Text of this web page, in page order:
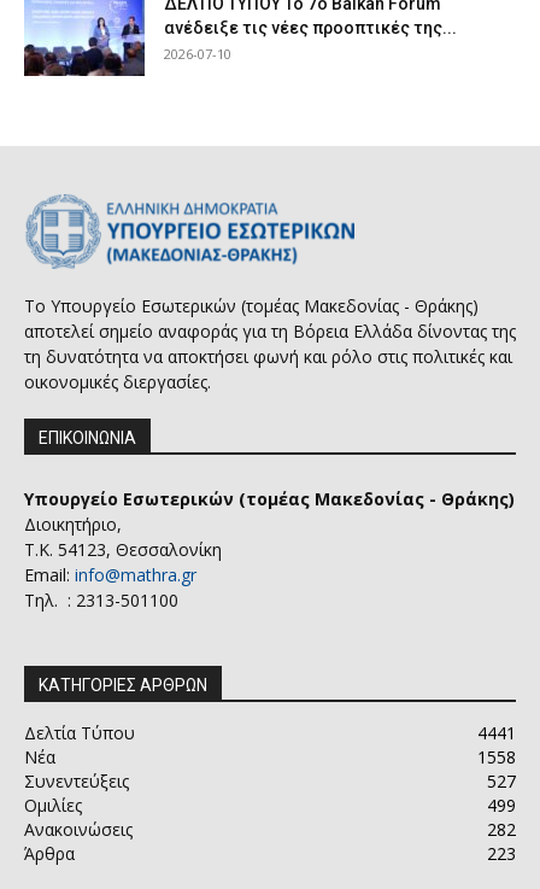
ανέδειξε τις νέες προοπτικές της...
2026-07-10
Το Υπουργείο Εσωτερικών (τομέας Μακεδονίας - Θράκης)
αποτελεί σημείο αναφοράς για τη Βόρεια Ελλάδα δίνοντας της
τη δυνατότητα να αποκτήσει φωνή και ρόλο στις πολιτικές και
οικονομικές διεργασίες.
ΕΠΙΚΟΙΝΩΝΙΑ
Υπουργείο Εσωτερικών (τομέας Μακεδονίας - Θράκης)
Διοικητήριο,
Τ.Κ. 54123, Θεσσαλονίκη
Email: info@mathra.gr
Τηλ. : 2313-501100
ΚΑΤΗΓΟΡΙΕΣ ΑΡΘΡΩΝ
Δελτία Τύπου
4441
Νέα
1558
Συνεντεύξεις
527
Ομιλίες
499
Ανακοινώσεις
282
Άρθρα
223